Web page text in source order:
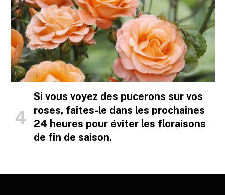
Si vous voyez des pucerons sur vos
roses, faites-le dans les prochaines
24 heures pour éviter les floraisons
de fin de saison.